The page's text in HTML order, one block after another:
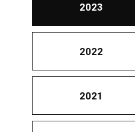
2023
2022
2021